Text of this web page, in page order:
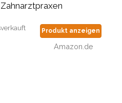
Produkt anzeigen
Amazon.de